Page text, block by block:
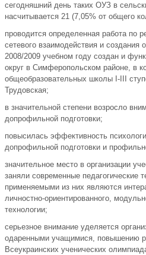
сегодняшний день таких ОУЗ в
насчитывается 21 (7,05% от общего
проводится определенная работа по
сетевого взаимодействия и создания
2008/2009 учебном году создан и
округ в Симферопольском районе, в
общеобразовательных школы I-III
Трудовская;
в значительной степени возросло
допрофильной подготовки;
повысилась эффективность
допрофильной подготовки и
значительное место в организации
заняли современные педагогические
применяемыми из них являются
личностно-ориентированного,
технологии;
серьезное внимание уделяется
одаренными учащимися, повышению
Всеукраинских ученических